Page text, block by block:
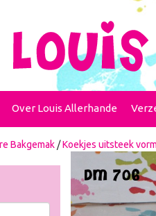
Over Louis Allerhande
Bakgemak /Koekjes uitsteek